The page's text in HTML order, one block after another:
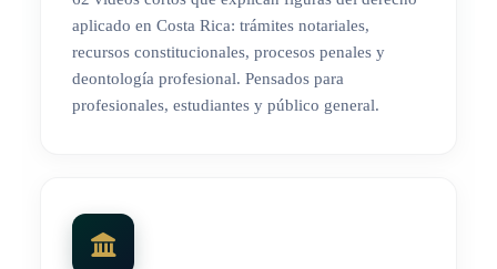
aplicado en Costa Rica: trámites notariales,
recursos constitucionales, procesos penales y
deontología profesional. Pensados para
profesionales, estudiantes y público general.